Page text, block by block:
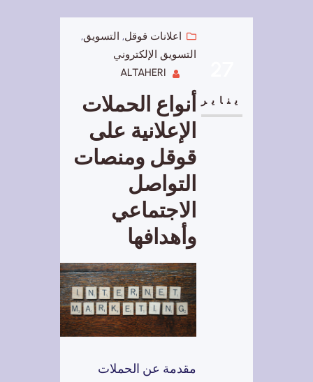
يناير
اعلانات قوقل, التسويق,
التسويق الإلكتروني
ALTAHERI
أنواع الحملات
الإعلانية على
قوقل ومنصات
التواصل
الاجتماعي
وأهدافها
مقدمة عن الحملات